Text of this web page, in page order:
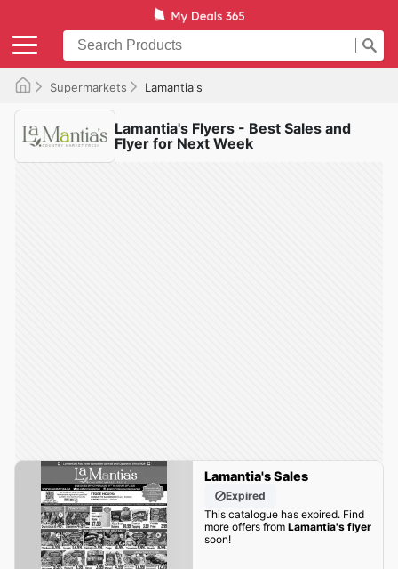
Supermarkets Lamantia's
Lamantia's Flyers - Best Sales and
Flyer for Next Week
Lamantia's Sales
Expired
This catalogue has expired. Find
more offers from Lamantia's flyer
soon!